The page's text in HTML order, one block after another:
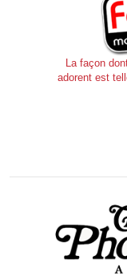
La façon
adorent est